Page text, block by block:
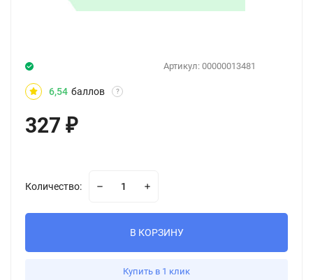
Артикул: 00000013481
6,54 баллов ?
327 ₽
Количество:
В КОРЗИНУ
Купить в 1 клик